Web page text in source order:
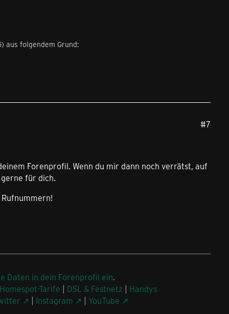
) aus folgendem Grund:
#7
Forenprofil. Wenn du mir dann noch verrätst, auf
für dich.
Daten in dein Forenprofil ein.
Homespot-Tarife | DSL & Festnetz | Handys
| Instagram | YouTube